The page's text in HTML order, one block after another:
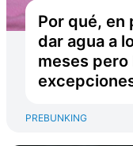
Por qué, en
dar agua a
meses pero
PREBUNKING